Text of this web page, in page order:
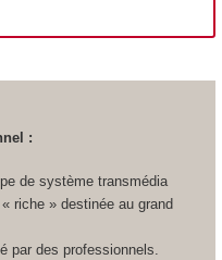
:
de système transmédia
riche » destinée au grand
par des professionnels.